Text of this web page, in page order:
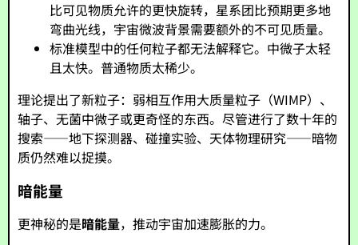
比可见物质允许的更快旋转，星系团比预期更多地
弯曲光线，宇宙微波背景需要额外的不可见质量。
标准模型中的任何粒子都无法解释它。中微子太轻
且太快。普通物质太稀少。
理论提出了新粒子：弱相互作用大质量粒子（WIMP）、
轴子、无菌中微子或更奇怪的东西。尽管进行了数十年的
搜索——地下探测器、碰撞实验、天体物理研究——暗物
质仍然难以捉摸。
暗能量
更神秘的是暗能量，推动宇宙加速膨胀的力。